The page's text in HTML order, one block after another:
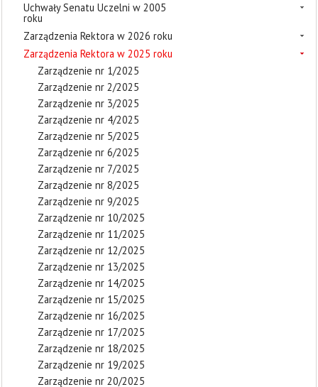
Uchwały Senatu Uczelni w 2005
roku
Zarządzenia Rektora w 2026 roku
Zarządzenia Rektora w 2025 roku
Zarządzenie nr 1/2025
Zarządzenie nr 2/2025
Zarządzenie nr 3/2025
Zarządzenie nr 4/2025
Zarządzenie nr 5/2025
Zarządzenie nr 6/2025
Zarządzenie nr 7/2025
Zarządzenie nr 8/2025
Zarządzenie nr 9/2025
Zarządzenie nr 10/2025
Zarządzenie nr 11/2025
Zarządzenie nr 12/2025
Zarządzenie nr 13/2025
Zarządzenie nr 14/2025
Zarządzenie nr 15/2025
Zarządzenie nr 16/2025
Zarządzenie nr 17/2025
Zarządzenie nr 18/2025
Zarządzenie nr 19/2025
Zarządzenie nr 20/2025